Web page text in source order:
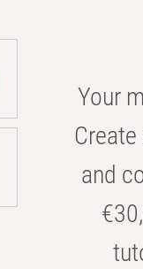
Your
and